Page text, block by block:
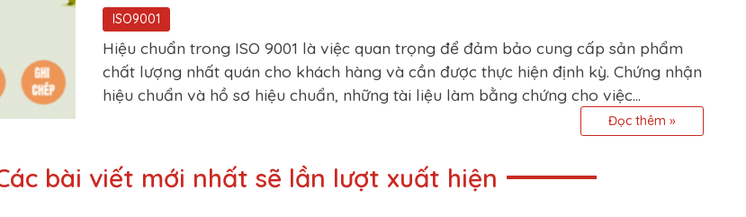
ISO9001
Hiệu chuẩn trong ISO 9001 là việc quan trọng để đảm bảo cung cấp sản phẩm
chất lượng nhất quán cho khách hàng và cần được thực hiện định kỳ. Chứng nhận
hiệu chuẩn và hồ sơ hiệu chuẩn, những tài liệu làm bằng chứng cho việc...
Đọc thêm »
bài viết mới nhất sẽ lần lượt xuất hiện